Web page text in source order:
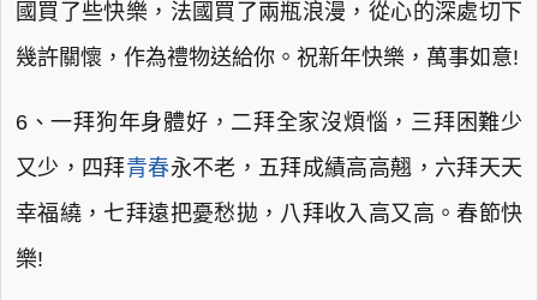
國買了些快樂，法國買了兩瓶浪漫，從心的深處切下
幾許關懷，作為禮物送給你。祝新年快樂，萬事如意!
6、一拜狗年身體好，二拜全家沒煩惱，三拜困難少
又少，四拜青春永不老，五拜成績高高翹，六拜天天
幸福繞，七拜遠把憂愁拋，八拜收入高又高。春節快
樂!